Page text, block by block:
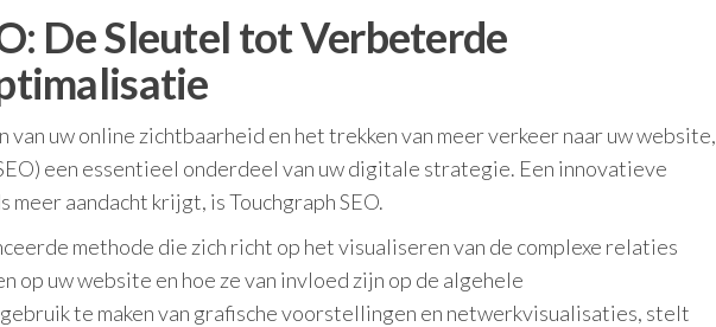
De Sleutel tot Verbeterde
uw online zichtbaarheid en het trekken van meer verkeer naar uw website,
een essentieel onderdeel van uw digitale strategie. Een innovatieve
meer aandacht krijgt, is Touchgraph SEO.
methode die zich richt op het visualiseren van de complexe relaties
op uw website en hoe ze van invloed zijn op de algehele
te maken van grafische voorstellingen en netwerkvisualisaties, stelt